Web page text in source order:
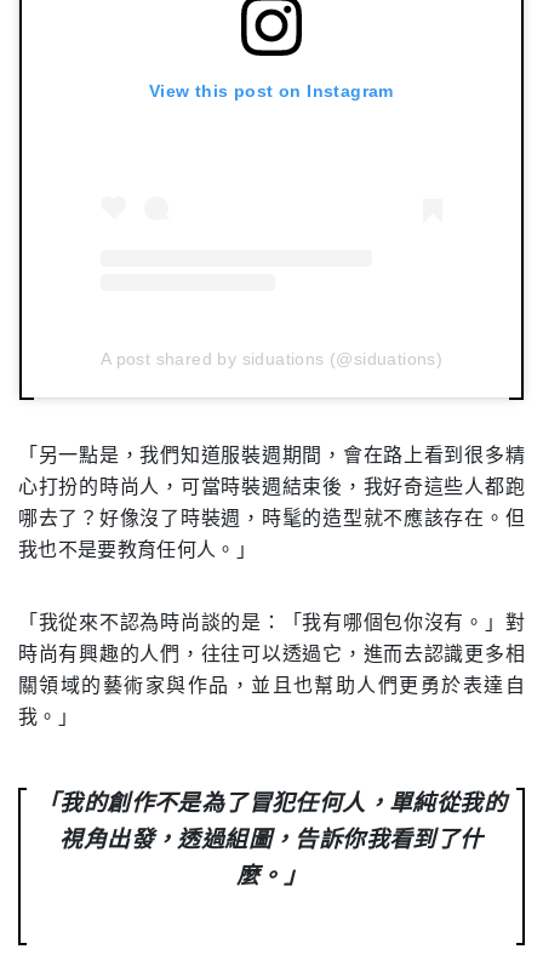
View this post on Instagram
A post shared by siduations (@siduations)
「另一點是，我們知道服裝週期間，會在路上看到很多精
心打扮的時尚人，可當時裝週結束後，我好奇這些人都跑
哪去了？好像沒了時裝週，時髦的造型就不應該存在。但
我也不是要教育任何人。」
「我從來不認為時尚談的是：「我有哪個包你沒有。」對
時尚有興趣的人們，往往可以透過它，進而去認識更多相
關領域的藝術家與作品，並且也幫助人們更勇於表達自
我。」
「我的創作不是為了冒犯任何人，單純從我的
視角出發，透過組圖，告訴你我看到了什
麼。」